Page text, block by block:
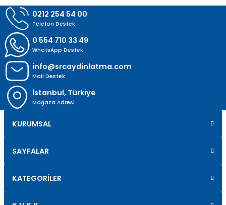
0212 254 54 00
Telefon Destek
0 554 710 33 49
WhatsApp Destek
info@srcaydinlatma.com
Mail Destek
İstanbul, Türkiye
Mağaza Adresi
KURUMSAL
SAYFALAR
KATEGORİLER